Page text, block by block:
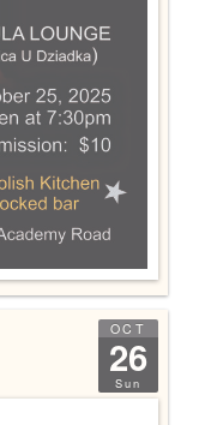
OCT
26
Sun